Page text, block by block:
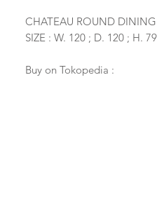
CHATEAU ROUND DINING
SIZE : W. 120 ; D. 120 ; H. 79
Buy on Tokopedia :